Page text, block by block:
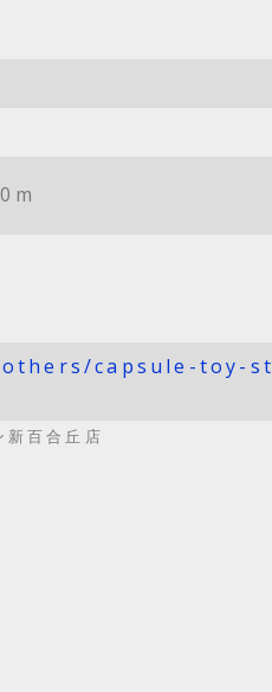
capsule-toy-st
新百合丘店